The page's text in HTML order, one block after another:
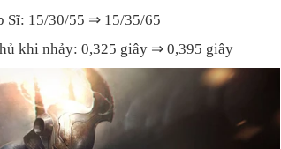
Sĩ: 15/30/55 ⇒ 15/35/65
khi nhảy: 0,325 giây ⇒ 0,395 giây